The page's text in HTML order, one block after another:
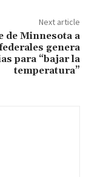
Next article
de Minnesota a
genera
para “bajar la
temperatura”